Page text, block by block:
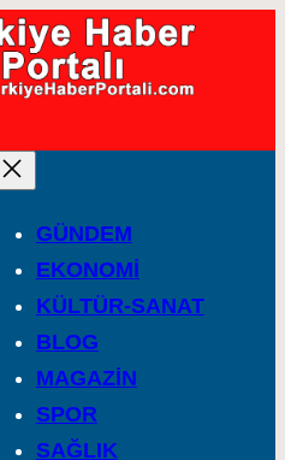
GÜNDEM
EKONOMİ
KÜLTÜR-SANAT
BLOG
MAGAZİN
SPOR
SAĞLIK